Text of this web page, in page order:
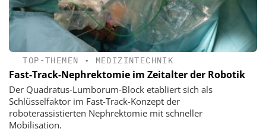
TOP-THEMEN • MEDIZINTECHNIK
Fast-Track-Nephrektomie im Zeitalter der Robotik
Der Quadratus-Lumborum-Block etabliert sich als
Schlüsselfaktor im Fast-Track-Konzept der
roboterassistierten Nephrektomie mit schneller
Mobilisation.